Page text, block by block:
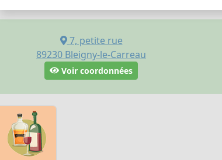
7, petite rue
89230 Bleigny-le-Carreau
Voir coordonnées